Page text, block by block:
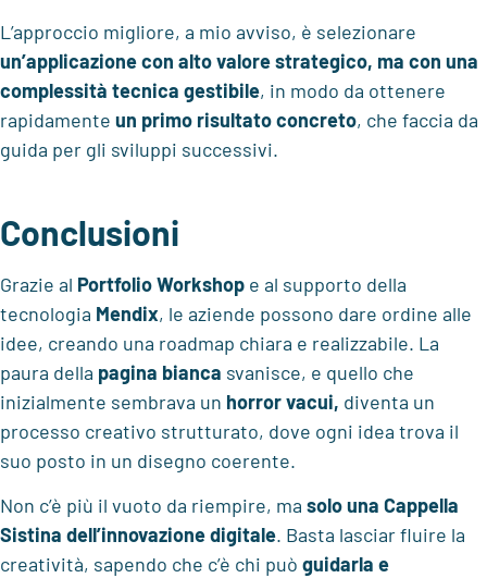
L’approccio migliore, a mio avviso, è selezionare
un’applicazione con alto valore strategico, ma con una
complessità tecnica gestibile, in modo da ottenere
rapidamente un primo risultato concreto, che faccia da
guida per gli sviluppi successivi.
Conclusioni
Grazie al Portfolio Workshop e al supporto della
tecnologia Mendix, le aziende possono dare ordine alle
idee, creando una roadmap chiara e realizzabile. La
paura della pagina bianca svanisce, e quello che
inizialmente sembrava un horror vacui, diventa un
processo creativo strutturato, dove ogni idea trova il
suo posto in un disegno coerente.
Non c’è più il vuoto da riempire, ma solo una Cappella
Sistina dell’innovazione digitale. Basta lasciar fluire la
creatività, sapendo che c’è chi può guidarla e